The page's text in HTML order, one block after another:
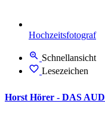
Hochzeitsfotograf
Schnellansicht
Lesezeichen
Horst Hörer - DAS